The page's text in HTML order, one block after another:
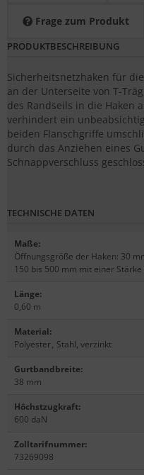
Frage zum Produkt
PRODUKTBESCHREIBUNG
Sicherheitsnetzhaken für
an der Unterseite von T-
des Randseils in die Haken
verhindert ein
beiden Flanschgriffe
durch das Anziehen eines
Schnappverschluss
TECHNISCHE DATEN
Maße:
Öffnungsgröße der Haken: 30
150 bis 500 mm mit einer
Länge:
0,60 m
Material:
Polyester, Stahl, verzinkt
Gurtbandbreite:
38 mm
Höchstzugkraft:
600 daN
Zolltarifnummer:
73269098